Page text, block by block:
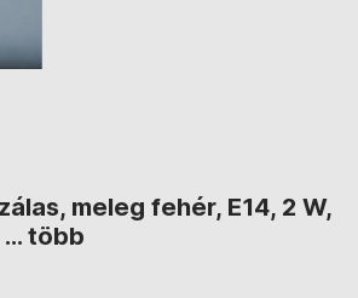
meleg fehér, E14, 2 W,
… több